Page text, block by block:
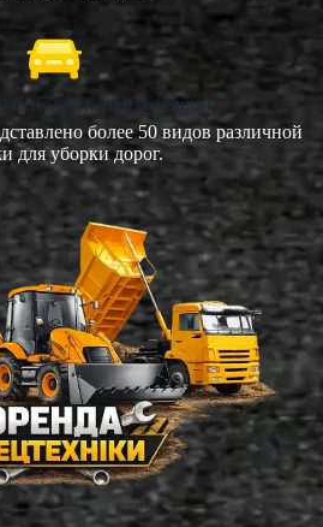
подметальных машин
более 50 видов различной
для уборки дорог.